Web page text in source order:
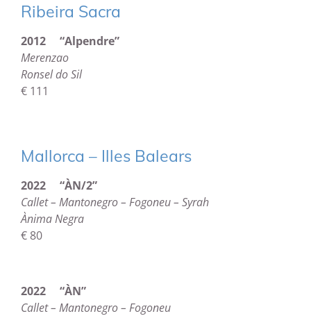
Ribeira Sacra
2012 “Alpendre”
Merenzao
Ronsel do Sil
€ 111
Mallorca – Illes Balears
2022 “ÀN/2”
Callet – Mantonegro – Fogoneu – Syrah
Ànima Negra
€ 80
2022 “ÀN”
Callet – Mantonegro – Fogoneu